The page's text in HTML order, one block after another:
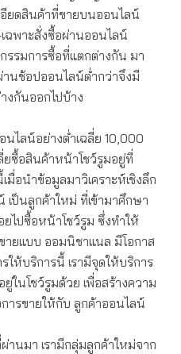
อียดสินค้าที่ขายบนออนไลน์
ฉพาะสั่งซื้อผ่านออนไลน์
รรมการซื้อที่แตกต่างกัน มา
านช้อปออนไลน์ต่ำกว่าจึงมี
งกันออกไปบ้าง
ไลน์อย่างต่ำเฉลี่ย 10,000
ซื้อสินค้าหน้าโชว์รูมอยู่ที่
อนำข้อมูลมาวิเคราะห์เชิงลึก
ป็นลูกค้าใหม่ ที่เข้ามาศึกษา
ไปซื้อหน้าโชว์รูม ซึ่งทำให้
ายแบบ ออมนิชาแนล มีโอกาส
ให้บริการนี้ เรามีจุดให้บริการ
ในโชว์รูมด้วย เพื่อสร้างความ
ารขายให้กับ ลูกค้าออนไลน์
านมา เรามีกลุ่มลูกค้าใหม่จาก